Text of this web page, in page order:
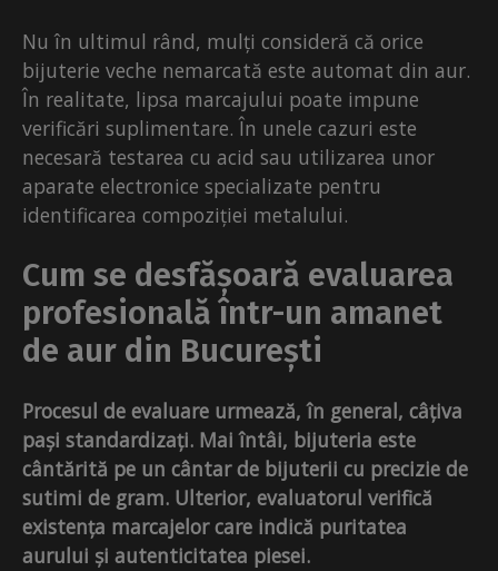
Nu în ultimul rând, mulți consideră că orice
bijuterie veche nemarcată este automat din aur.
În realitate, lipsa marcajului poate impune
verificări suplimentare. În unele cazuri este
necesară testarea cu acid sau utilizarea unor
aparate electronice specializate pentru
identificarea compoziției metalului.
Cum se desfășoară evaluarea
profesională într-un amanet
de aur din București
Procesul de evaluare urmează, în general, câțiva
pași standardizați. Mai întâi, bijuteria este
cântărită pe un cântar de bijuterii cu precizie de
sutimi de gram. Ulterior, evaluatorul verifică
existența marcajelor care indică puritatea
aurului și autenticitatea piesei.